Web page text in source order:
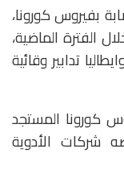
بفيروس كورونا،
الفترة الماضية،
تدابير وقائية
كورونا المستجد
شركات الأدوية